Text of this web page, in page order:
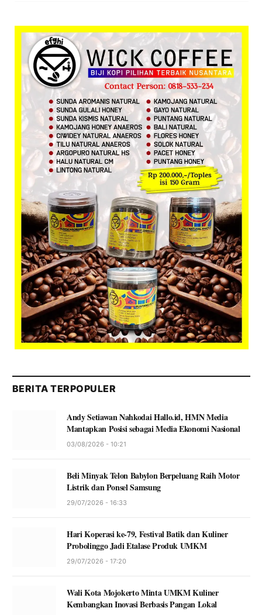
BERITA TERPOPULER
Andy Setiawan Nahkodai Hallo.id, HMN Media
Mantapkan Posisi sebagai Media Ekonomi Nasional
03/08/2026 - 10:21
Beli Minyak Telon Babylon Berpeluang Raih Motor
Listrik dan Ponsel Samsung
29/07/2026 - 16:33
Hari Koperasi ke-79, Festival Batik dan Kuliner
Probolinggo Jadi Etalase Produk UMKM
29/07/2026 - 17:20
Wali Kota Mojokerto Minta UMKM Kuliner
Kembangkan Inovasi Berbasis Pangan Lokal